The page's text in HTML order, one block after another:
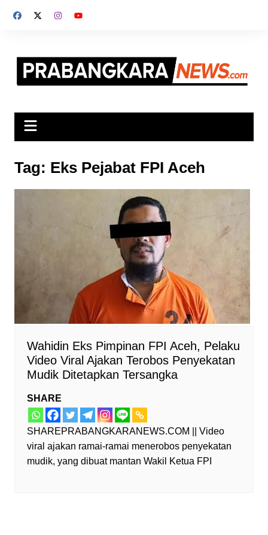
Tag: Eks Pejabat FPI Aceh
Wahidin Eks Pimpinan FPI Aceh, Pelaku
Video Viral Ajakan Terobos Penyekatan
Mudik Ditetapkan Tersangka
SHARE
SHAREPRABANGKARANEWS.COM || Video
viral ajakan ramai-ramai menerobos penyekatan
mudik, yang dibuat mantan Wakil Ketua FPI